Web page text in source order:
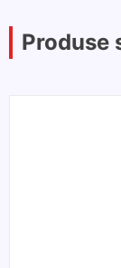
Produse